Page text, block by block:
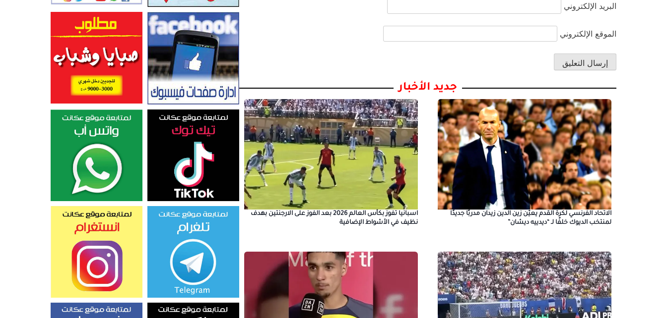
البريد الإلكتروني
الموقع الإلكتروني
جديد الأخبار
الاتحاد الفرنسي لكرة القدم يعيّن زين الدين زيدان مدربًا جديدًا
لمنتخب الديوك خلفًا لـ “ديدييه ديشان”
اسبانيا تفوز بكأس العالم 2026 بعد الفوز على الارجنتين بهدف
نظيف في الأشواط الإضافية